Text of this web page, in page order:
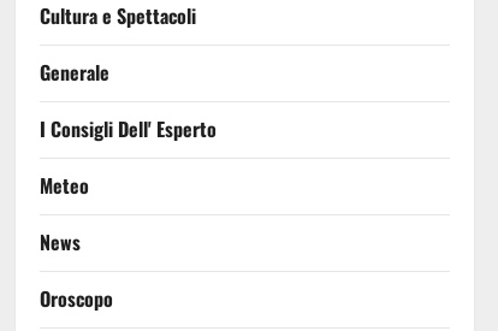
Cultura e Spettacoli
Generale
I Consigli Dell' Esperto
Meteo
News
Oroscopo